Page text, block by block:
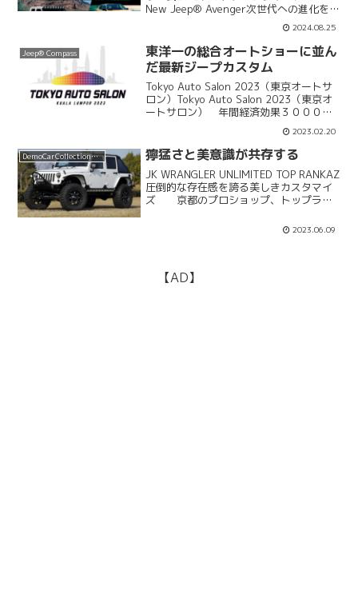
New Jeep® Avenger次世代への進化を象
徴するプラグインハイブリッド／Jeep®
Grand Cherokee 4xeフルEV仕様...2024.08.25
Jeep® Compass
東洋一の総合オートショーに並ん
だ最新ジープカスタム
Tokyo Auto Salon 2023（東京オートサ
ロン）Tokyo Auto Salon 2023（東京オ
ートサロン） 年間経済効果３０００億
円を超えるという空前のアウトドアブー
ムを背景に、ジープ人気の勢いはとどま
るところを知らない。...
2023.02.20
DemoCarCollection2014 獰猛さと美意識が共存する
JK WRANGLER UNLIMITED TOP RANKAZ
圧倒的な存在感を誇る美しきカスタマイ
ズ 京都のプロショップ、トップラン
ワイトは輸入パーツをふんだんに使用し
た「リアルアメリカ」がコンセプト...
2023.06.09
【AD】